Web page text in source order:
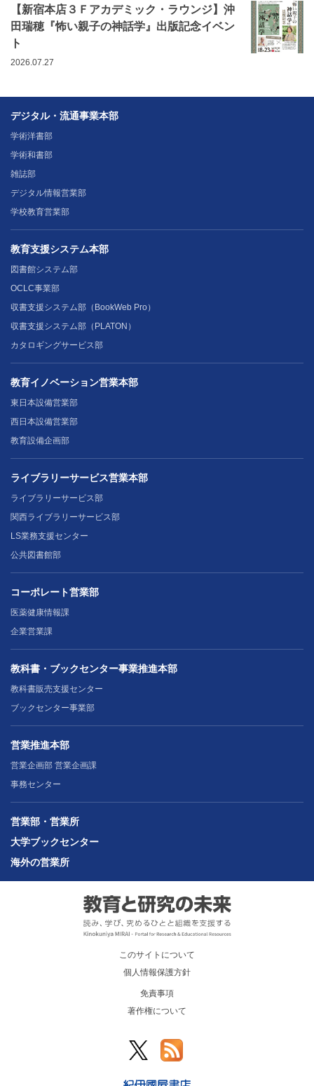
【新宿本店３Ｆアカデミック・ラウンジ】沖
田瑞穂『怖い親子の神話学』出版記念イベン
ト
2026.07.27
デジタル・流通事業本部
学術洋書部
学術和書部
雑誌部
デジタル情報営業部
学校教育営業部
教育支援システム本部
図書館システム部
OCLC事業部
収書支援システム部（BookWeb Pro）
収書支援システム部（PLATON）
カタロギングサービス部
教育イノベーション営業本部
東日本設備営業部
西日本設備営業部
教育設備企画部
ライブラリーサービス営業本部
ライブラリーサービス部
関西ライブラリーサービス部
LS業務支援センター
公共図書館部
コーポレート営業部
医薬健康情報課
企業営業課
教科書・ブックセンター事業推進本部
教科書販売支援センター
ブックセンター事業部
営業推進本部
営業企画部 営業企画課
事務センター
営業部・営業所
大学ブックセンター
海外の営業所
このサイトについて
個人情報保護方針
免責事項
著作権について